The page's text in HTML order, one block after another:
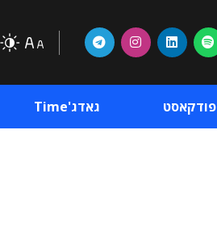
פודקאסט גאדג'Time